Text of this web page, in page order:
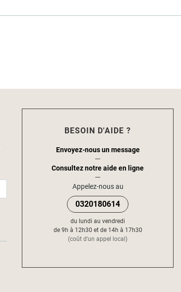
BESOIN D'AIDE ?
Envoyez-nous un message
Consultez notre aide en ligne
Appelez-nous au
0320180614
du lundi au vendredi
de 9h à 12h30 et de 14h à 17h30
(coût d'un appel local)